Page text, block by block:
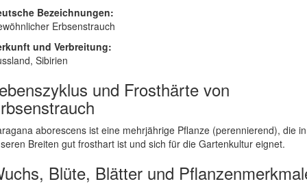
Bezeichnungen:
Erbsenstrauch
und Verbreitung:
Sibirien
und Frosthärte von
aborescens ist eine mehrjährige Pflanze (perennierend), die in
Breiten gut frosthart ist und sich für die Gartenkultur eignet.
Blüte, Blätter und